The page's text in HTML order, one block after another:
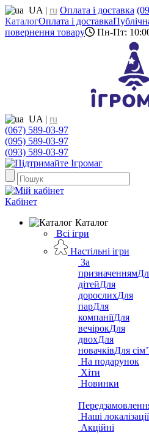
UA | ru Оплата і доставка
КаталогОплата і доставка
повернення товару
Пн-Пт:
UA | ru
(067) 589-03-97
(095) 589-03-97
(093) 589-03-97
Кабінет
Каталог
Всі ігри
Настільні ігри
За
призначенням
дітейДля
дорослихДля
парДля
компаніїДля
вечірокДля
двохДля
новачківДля
На подарунок
Хіти
Новинки
Наші локалізації
Акційні